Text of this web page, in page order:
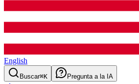
English
Buscar⌘K Pregunta a la IA